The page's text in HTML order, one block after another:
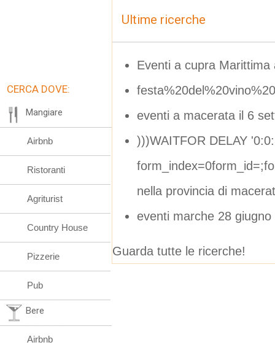
Ultime ricerche
Eventi a cupra Marittima
eventi a macerata il 6
)))WAITFOR DELAY
nella provincia di
eventi marche 28 giugno
Guarda tutte le ricerche!
CERCA DOVE:
Mangiare
Airbnb
Ristoranti
Agriturist
Country House
Pizzerie
Pub
Bere
Airbnb